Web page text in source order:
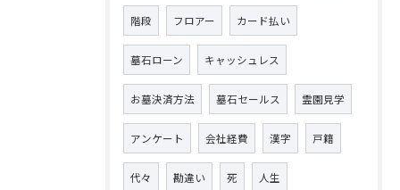
階段 フロアー カード払い
墓石ローン キャッシュレス
お墓決済方法 墓石セールス 霊園見学
アンケート 会社経費 漢字 戸籍
代々 勘違い 死 人生